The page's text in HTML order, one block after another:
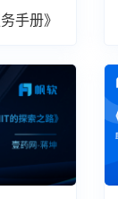
手册》